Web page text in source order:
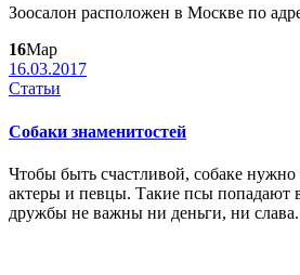
Зоосалон расположен в Москве по
16Мар
16.03.2017
Статьи
Собаки знаменитостей
Чтобы быть счастливой, собаке
актеры и певцы. Такие псы попадают
дружбы не важны ни деньги, ни слава.